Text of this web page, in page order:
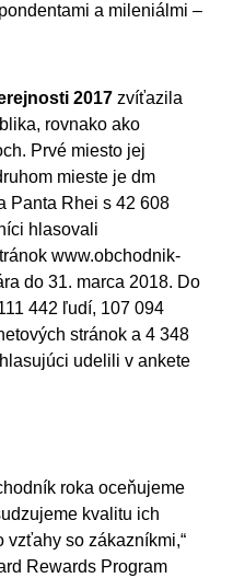
a mileniálmi –
2017 zvíťazila
rovnako ako
Prvé miesto jej
mieste je dm
Panta Rhei s 42 608
hlasovali
www.obchodnik-
do 31. marca 2018. Do
442 ľudí, 107 094
stránok a 4 348
udelili v ankete
roka oceňujeme
kvalitu ich
vzťahy so zákazníkmi,“
Rewards Program